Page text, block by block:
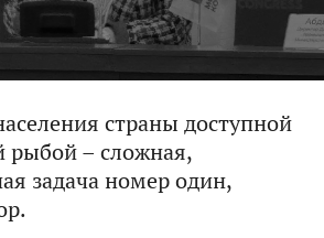
страны доступной
рыбой – сложная,
задача номер один,